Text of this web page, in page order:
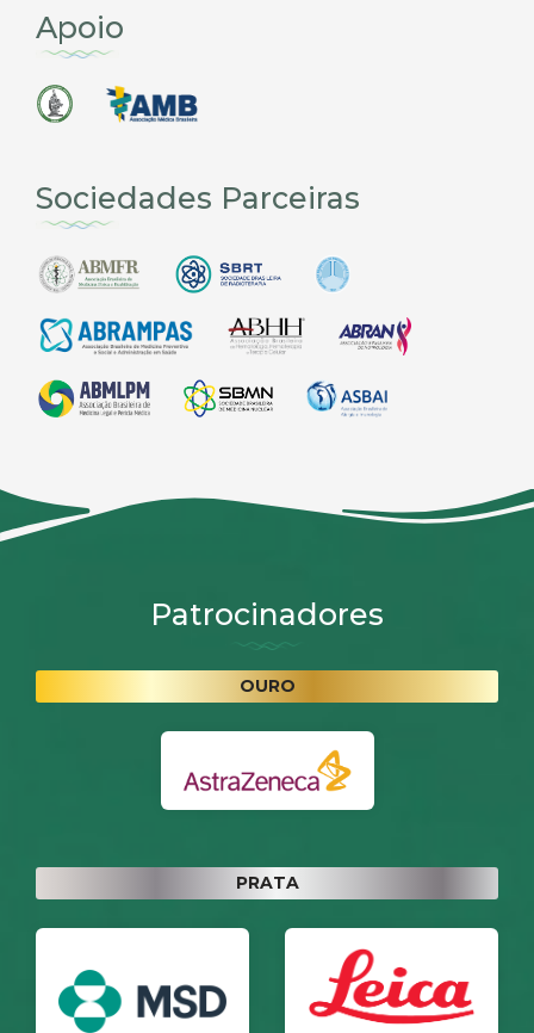
Apoio
Sociedades Parceiras
Patrocinadores
OURO
PRATA